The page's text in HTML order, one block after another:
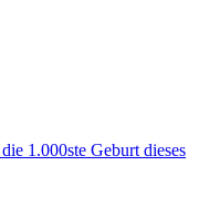
1.000ste Geburt dieses